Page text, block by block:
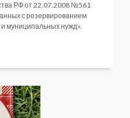
РФ от 22.07.2008 №561
с резервированием
муниципальных нужд».